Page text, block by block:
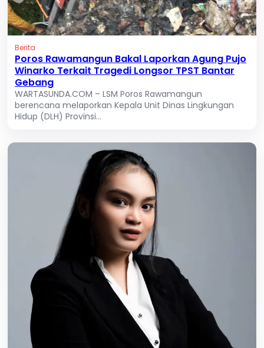
Berita
Poros Rawamangun Bakal Laporkan Agung Pujo
Winarko Terkait Tragedi Longsor TPST Bantar
Gebang
WARTASUNDA.COM – LSM Poros Rawamangun
berencana melaporkan Kepala Unit Dinas Lingkungan
Hidup (DLH) Provinsi...